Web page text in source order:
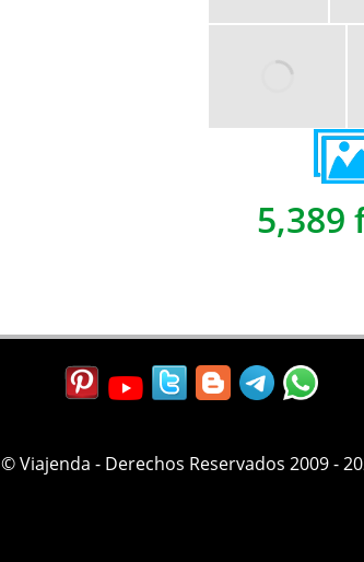
5,389
© Viajenda - Derechos Reservados 2009 -